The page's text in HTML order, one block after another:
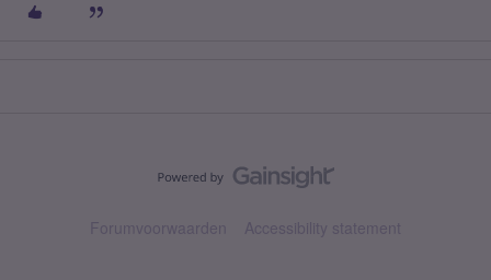
Forumvoorwaarden Accessibility statement